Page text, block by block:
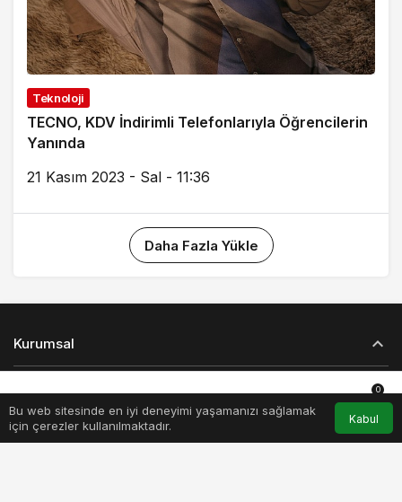
Teknoloji
TECNO, KDV İndirimli Telefonlarıyla Öğrencilerin
Yanında
21 Kasım 2023 - Sal - 11:36
Daha Fazla Yükle
Bu web sitesinde en iyi deneyimi yaşamanızı sağlamak
için çerezler kullanılmaktadır.
Kabul
Kurumsal
Popüler Sayfalar
Anasayfa Akış Hesabım Bildirimler
0